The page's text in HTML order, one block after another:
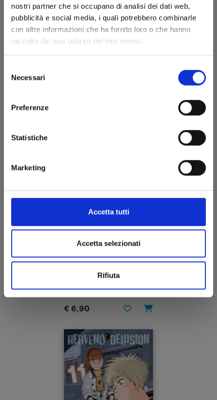
nostri partner che si occupano di analisi dei dati web,
pubblicità e social media, i quali potrebbero combinarle
con altre informazioni che ha fornito loro o che hanno
raccolto dal suo utilizzo dei loro servizi.
delNecessari
Preferenze
Statistiche
Marketing
Accetta tutti
Accetta selezionati
Rifiuta
JINRUI-SHOKU: BLIGHT OF MAN n. 4
€ 6,90